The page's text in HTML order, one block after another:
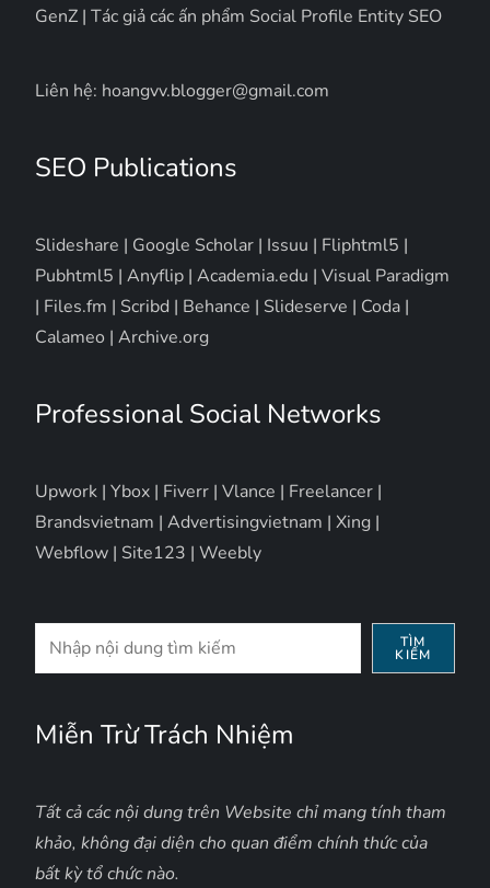
GenZ | Tác giả các ấn phẩm Social Profile Entity SEO
Liên hệ: hoangvv.blogger@gmail.com
SEO Publications
Slideshare | Google Scholar | Issuu | Fliphtml5 |
Pubhtml5 |Anyflip |Academia.edu |Visual Paradigm
| Files.fm | Scribd | Behance | Slideserve | Coda |
Calameo |Archive.org
Professional Social Networks
Upwork |Ybox | Fiverr |Vlance | Freelancer |
Brandsvietnam |Advertisingvietnam |Xing |
Webflow | Site123 |Weebly
Tìm
kiếm
TÌM
KIẾM
Miễn Trừ Trách Nhiệm
Tất cả các nội dung trên Website chỉ mang tính tham
khảo, không đại diện cho quan điểm chính thức của
bất kỳ tổ chức nào.